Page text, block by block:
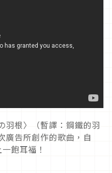
羽根〉（暫譯：鋼鐵的羽
廣告所創作的歌曲，自
飽耳福！